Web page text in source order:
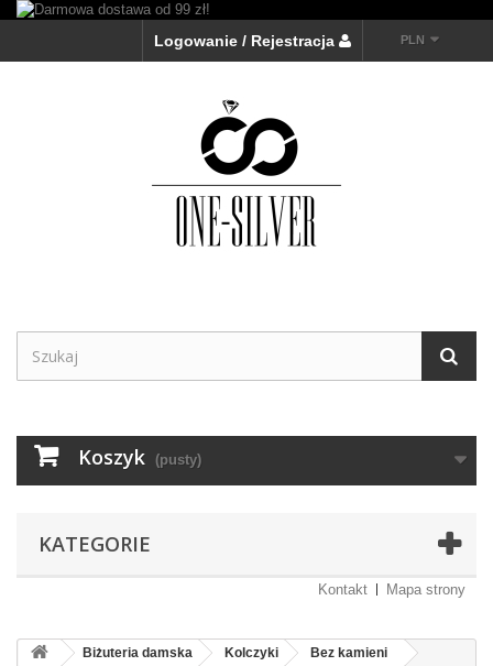
PLN
Logowanie / Rejestracja
Koszyk (pusty)
KATEGORIE
Kontakt Mapa strony
Biżuteria damska Kolczyki
Bez kamieni